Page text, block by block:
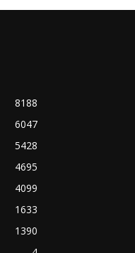
8188
6047
5428
4695
4099
1633
1390